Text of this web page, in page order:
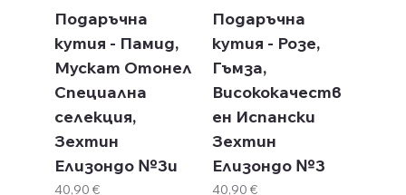
Подаръчна
кутия - Памид,
Мускат Отонел
Специална
селекция,
Зехтин
Елизондо №3и
Цена
40,90 €
Подаръчна
кутия - Розе,
Гъмза,
Висококачеств
ен Испански
Зехтин
Елизондо №3
Цена
40,90 €